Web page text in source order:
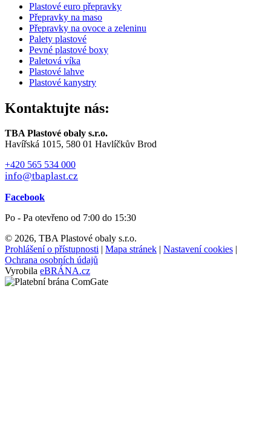
Plastové euro přepravky
Přepravky na maso
Přepravky na ovoce a zeleninu
Palety plastové
Pevné plastové boxy
Paletová víka
Plastové lahve
Plastové kanystry
Kontaktujte nás:
TBA Plastové obaly s.r.o.
Havířská 1015, 580 01 Havlíčkův Brod
+420 565 534 000
info@tbaplast.cz
Facebook
Po - Pa otevřeno od 7:00 do 15:30
© 2026, TBA Plastové obaly s.r.o.
Prohlášení o přístupnosti | Mapa stránek | Nastavení cookies |
Ochrana osobních údajů
Vyrobila eBRÁNA.cz